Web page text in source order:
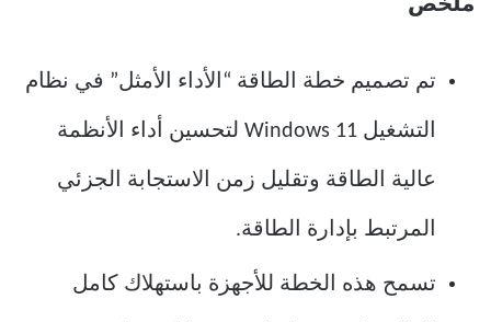
ملخص
تم تصميم خطة الطاقة “الأداء الأمثل” في نظام
التشغيل Windows 11 لتحسين أداء الأنظمة
عالية الطاقة وتقليل زمن الاستجابة الجزئي
المرتبط بإدارة الطاقة.
تسمح هذه الخطة للأجهزة باستهلاك كامل